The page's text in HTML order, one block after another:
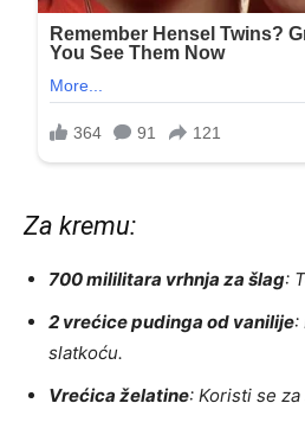
Za kremu:
700 mililitara vrhnja za šlag:
2 vrećice pudinga od vanilije:
slatkoću.
Vrećica želatine: Koristi se